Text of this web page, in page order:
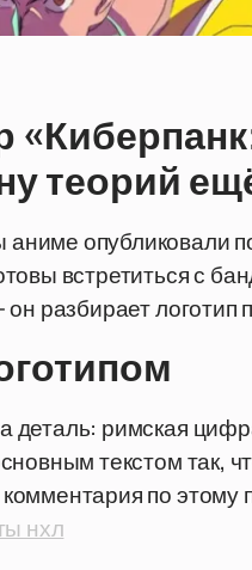
теорий
опубликовали
встретиться с
разбирает логотип
деталь: римская
текстом так,
по
нхл